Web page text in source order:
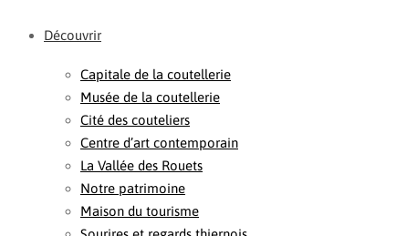
Découvrir
Capitale de la coutellerie
Musée de la coutellerie
Cité des couteliers
Centre d’art contemporain
La Vallée des Rouets
Notre patrimoine
Maison du tourisme